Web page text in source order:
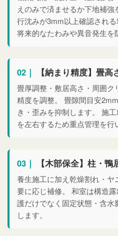
えのみで済ませるか下地補
行沈みが3mm以上確認される
将来的なたわみや異音発生を
02｜ 【納まり精度】畳
畳厚調整・敷居高さ・周囲ク
精度を調整。 畳隙間目安
き・歪みを抑制します。 施
を左右するため重点管理を行
03｜ 【木部保全】柱・
養生施工に加え乾燥割れ・
要に応じ補修。 和室は構造
護だけでなく固定状態・含
します。